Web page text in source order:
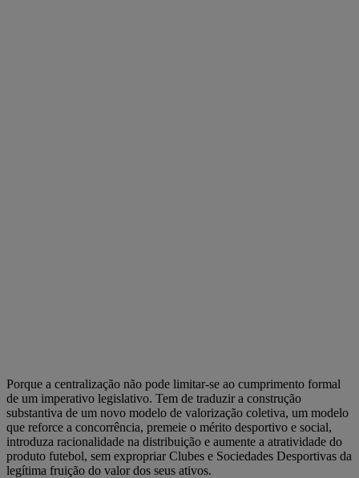
Porque a centralização não pode limitar-se ao cumprimento formal
de um imperativo legislativo. Tem de traduzir a construção
substantiva de um novo modelo de valorização coletiva, um modelo
que reforce a concorrência, premeie o mérito desportivo e social,
introduza racionalidade na distribuição e aumente a atratividade do
produto futebol, sem expropriar Clubes e Sociedades Desportivas da
legítima fruição do valor dos seus ativos.